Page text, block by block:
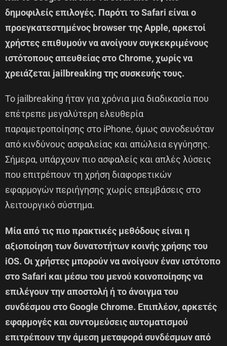
δημοφιλείς επιλογές. Παρότι το Safari είναι ο
προεγκατεστημένος browser της Apple, αρκετοί
χρήστες επιθυμούν να ανοίγουν συγκεκριμένους
ιστότοπους απευθείας στο Chrome, χωρίς να
χρειάζεται jailbreaking της συσκευής τους.
Το jailbreaking ήταν για χρόνια μια διαδικασία που
επέτρεπε μεγαλύτερη ελευθερία
παραμετροποίησης στο iPhone, όμως συνοδευόταν
από κινδύνους ασφαλείας και απώλεια εγγύησης.
Σήμερα, υπάρχουν πιο ασφαλείς και απλές λύσεις
που επιτρέπουν τη χρήση διαφορετικών
εφαρμογών περιήγησης χωρίς επεμβάσεις στο
λειτουργικό σύστημα.
Μία από τις πιο πρακτικές μεθόδους είναι η
αξιοποίηση των δυνατοτήτων κοινής χρήσης του
iOS. Οι χρήστες μπορούν να ανοίγουν έναν ιστότοπο
στο Safari και μέσω του μενού κοινοποίησης να
επιλέγουν την αποστολή ή το άνοιγμα του
συνδέσμου στο Google Chrome. Επιπλέον, αρκετές
εφαρμογές και συντομεύσεις αυτοματισμού
επιτρέπουν την άμεση μεταφορά συνδέσμων από